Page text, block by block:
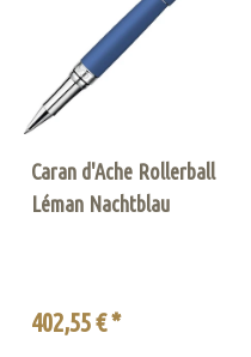
Caran d'Ache Rollerball
Léman Nachtblau
402,55 € *